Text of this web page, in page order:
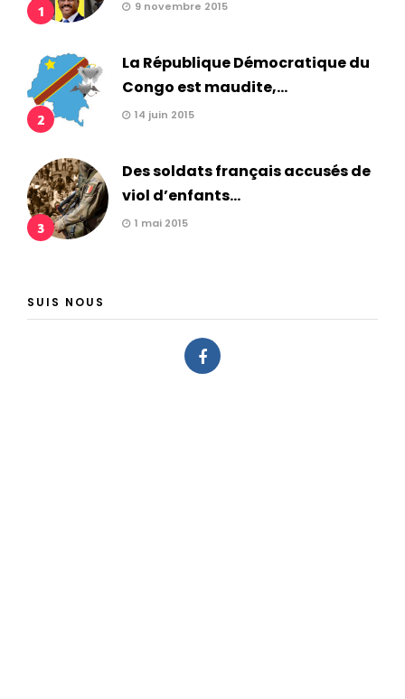
1 9 novembre 2015
2
La République Démocratique du
Congo est maudite,...
14 juin 2015
3
Des soldats français accusés de
viol d’enfants...
1 mai 2015
SUIS NOUS